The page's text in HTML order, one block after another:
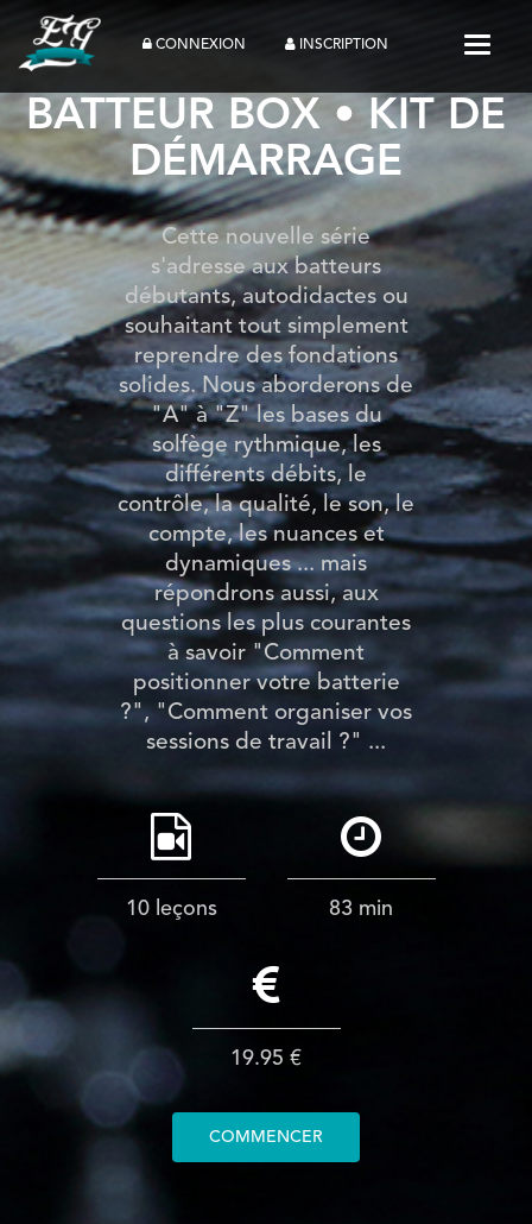
CONNEXION INSCRIPTION
BATTEUR BOX • KIT DE
DÉMARRAGE
Cette nouvelle série
s'adresse aux batteurs
débutants, autodidactes ou
souhaitant tout simplement
reprendre des fondations
solides. Nous aborderons de
"A" à "Z" les bases du
solfège rythmique, les
différents débits, le
contrôle, la qualité, le son, le
compte, les nuances et
dynamiques ... mais
répondrons aussi, aux
questions les plus courantes
à savoir "Comment
positionner votre batterie
?", "Comment organiser vos
sessions de travail ?" ...
10 leçons 83 min
19.95 €
COMMENCER